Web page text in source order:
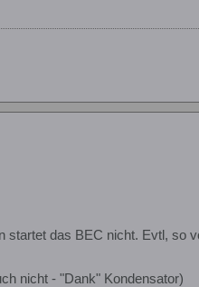
das BEC nicht. Evtl, so
nicht - "Dank" Kondensator)